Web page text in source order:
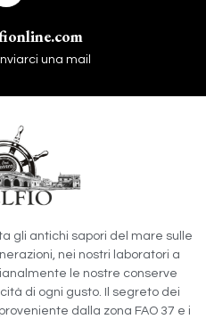
una mail
gli antichi sapori del mare sulle
nei nostri laboratori a
le nostre conserve
di ogni gusto. Il segreto dei
dalla zona FAO 37 e i